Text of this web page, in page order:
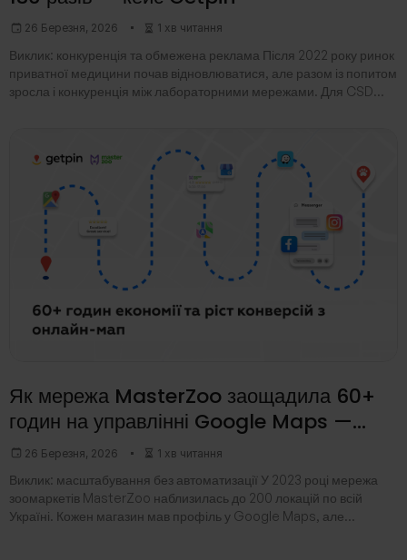
26 Березня, 2026 1 хв читання
Виклик: конкуренція та обмежена реклама Після 2022 року ринок
приватної медицини почав відновлюватися, але разом із попитом
зросла і конкуренція між лабораторними мережами. Для CSD
Як мережа MasterZoo заощадила 60+
годин на управлінні Google Maps —
кейс Getpin
26 Березня, 2026 1 хв читання
Виклик: масштабування без автоматизації У 2023 році мережа
зоомаркетів MasterZoo наблизилась до 200 локацій по всій
Україні. Кожен магазин мав профіль у Google Maps, але